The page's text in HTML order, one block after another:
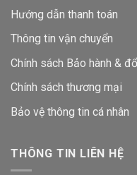
Hướng dẫn thanh toán
Thông tin vận chuyển
Chính sách Bảo hành &
Chính sách thương mại
Bảo vệ thông tin cá nhân
THÔNG TIN LIÊN HỆ